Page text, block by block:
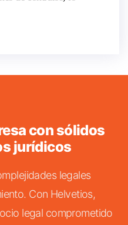
con sólidos
jurídicos
legales
Con Helvetios,
legal comprometido